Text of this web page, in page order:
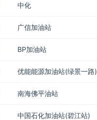
中化
广信加油站
BP加油站
优能能源加油站(绿景一路)
南海佛平油站
中国石化加油站(碧江站)